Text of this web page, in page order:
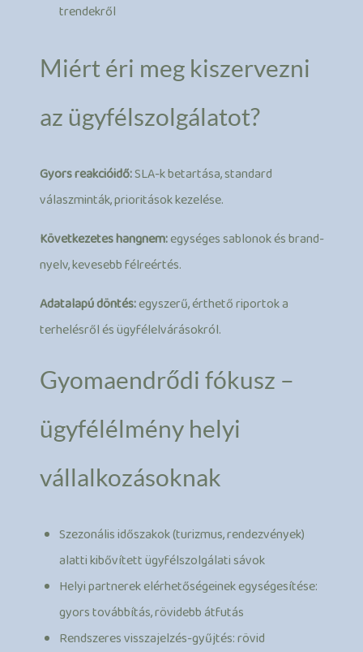
trendekről
Miért éri meg kiszervezni
az ügyfélszolgálatot?
Gyors reakcióidő:SLA-k betartása, standard
válaszminták, prioritások kezelése.
Következetes hangnem:egységes sablonok és brand-
nyelv, kevesebb félreértés.
Adatalapú döntés:egyszerű, érthető riportok a
terhelésről és ügyfélelvárásokról.
Gyomaendrődi fókusz –
ügyfélélmény helyi
vállalkozásoknak
Szezonális időszakok (turizmus, rendezvények)
alatti kibővített ügyfélszolgálati sávok
Helyi partnerek elérhetőségeinek egységesítése:
gyors továbbítás, rövidebb átfutás
Rendszeres visszajelzés-gyűjtés: rövid